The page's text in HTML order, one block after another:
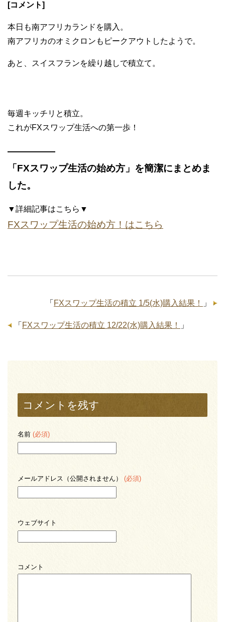
[コメント]
本日も南アフリカランドを購入。
南アフリカのオミクロンもピークアウトしたようで。
あと、スイスフランを繰り越しで積立て。
毎週キッチリと積立。
これがFXスワップ生活への第一歩！
—————
「FXスワップ生活の始め方」を簡潔にまとめま
した。
▼詳細記事はこちら▼
FXスワップ生活の始め方！はこちら
「 FXスワップ生活の積立 1/5(水)購入結果！ 」
「 FXスワップ生活の積立 12/22(水)購入結果！ 」
コメントを残す
名前 (必須)
メールアドレス（公開されません） (必須)
ウェブサイト
コメント